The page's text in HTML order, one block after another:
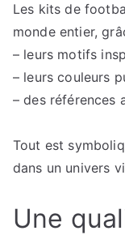
Les kits de
monde entier,
– leurs motifs
– leurs couleurs
– des références
Tout est
dans un univers
Une